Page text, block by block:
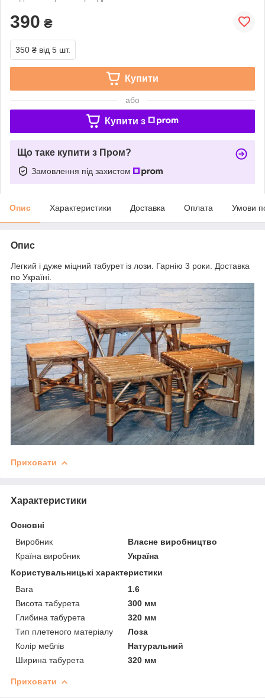
390 ₴
350 ₴ від 5 шт.
Купити
або
Купити з
Що таке купити з Пром?
Замовлення під захистом
Опис Характеристики Доставка Оплата Умови
Опис
Легкий і дуже міцний табурет із лози. Гарнію 3 роки. Доставка
по Україні.
Приховати
Характеристики
Основні
Виробник
Власне виробництво
Країна виробник
Україна
Користувальницькі характеристики
Вага
1.6
Висота табурета
300 мм
Глибина табурета
320 мм
Тип плетеного матеріалу
Лоза
Колір меблів
Натуральний
Ширина табурета
320 мм
Приховати